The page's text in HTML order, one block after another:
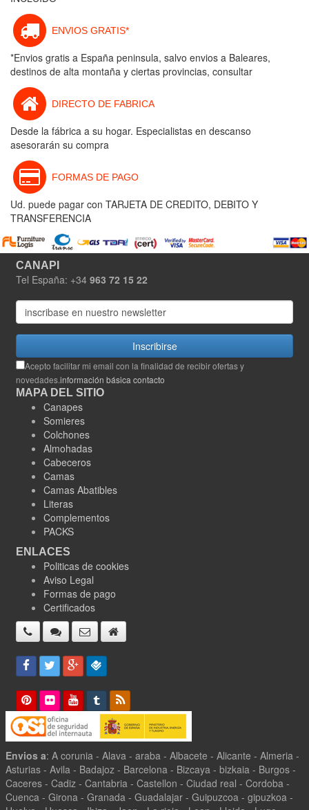
ENVIOS GRATIS*
*Envios gratis a España peninsula, salvo envios a Baleares,
destinos de alta montaña y ciertas provincias, consultar
DIRECTO DE FABRICA
Desde la fábrica a su hogar. Especialistas en descanso
asesorarán su compra
FORMAS DE PAGO
Ud. puede pagar con TARJETA DE CREDITO, DEBITO Y
TRANSFERENCIA
CANAPI
Tel España: +34 963 72 15 22
Inscribirse
Acepto facilitar mi email con la finalidad de recibir ofertas y
novedades.información básica contacto
MAPA DEL SITIO
Canapes
Somieres
Colchones
Almohadas
Cabeceros
Camas
Camas Abatibles
Literas
Complementos
PACKS
ENLACES
Politicas de cookies
Aviso Legal
Formas de pago
Certificados
Envios a: A corunia - Alava - araba - Albacete - Alicante - Almeria -
Asturias - Avila - Badajoz - Barcelona - Bizcaya - bizkaia - Burgos -
Caceres - Cadiz - Cantabria - Castellon - Ciudad real - Cordoba -
Cuenca - Girona - Granada - Guadalajar - Guipuzcoa - gipuzkoa -